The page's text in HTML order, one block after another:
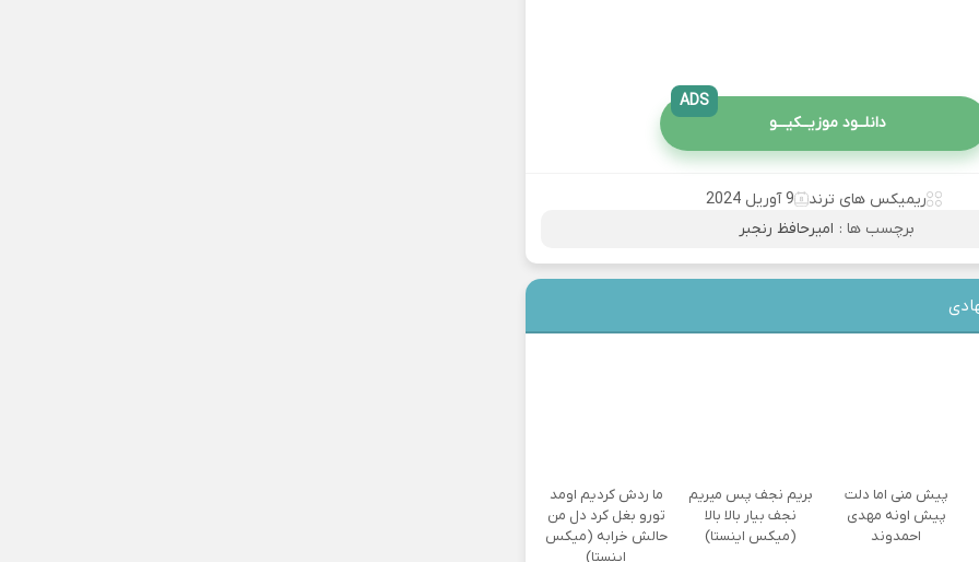
دانلــود موزیــکیـــو
ADS
ریمیکس های ترند
9 آوریل 2024
برچسب ها : امیرحافظ رنجبر
پیش منی اما دلت
پیش اونه مهدی
احمدوند
بریم نجف پس میریم
نجف بیار بالا بالا
(میکس اینستا)
ما ردش کردیم اومد
تورو بغل کرد دل من
حالش خرابه (میکس
اینستا)